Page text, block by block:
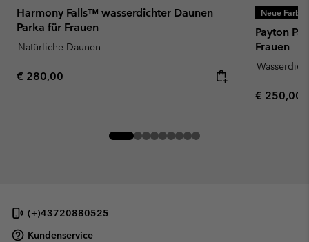
Harmony Falls™ wasserdichter Daunen
Parka für Frauen
Natürliche Daunen
Regular price:
€ 280,00
Neue
Payton
Frauen
Wasserdicht
Regular
€ 250,00
(+)43720880525
Kundenservice